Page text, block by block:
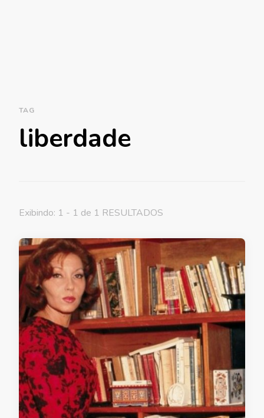
TAG
liberdade
Exibindo: 1 - 1 de 1 RESULTADOS